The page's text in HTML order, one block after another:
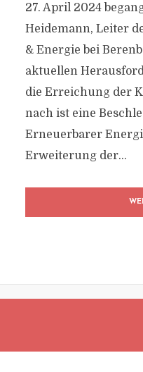
27. April 2024
Heidemann, Leiter
& Energie bei
aktuellen
die Erreichung der
nach ist eine
Erneuerbarer
Erweiterung der...